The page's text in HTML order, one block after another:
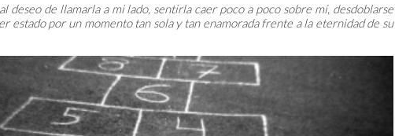
deseo de llamarla a mi lado, sentirla caer poco a poco sobre mí, desdoblarse
estado por un momento tan sola y tan enamorada frente a la eternidad de su